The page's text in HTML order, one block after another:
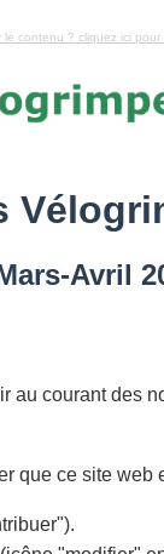
le contenu ? cliquez ici pour
Avril
au courant des
que ce site web